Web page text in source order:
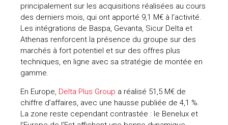
principalement sur les acquisitions réalisées au cours
des derniers mois, qui ont apporté 9,1 M€ à l’activité.
Les intégrations de Baspa, Gevanta, Sicur Delta et
Athenas renforcent la présence du groupe sur des
marchés à fort potentiel et sur des offres plus
techniques, en ligne avec sa stratégie de montée en
gamme.
En Europe, Delta Plus Group a réalisé 51,5 M€ de
chiffre d’affaires, avec une hausse publiée de 4,1 %.
La zone reste cependant contrastée : le Benelux et